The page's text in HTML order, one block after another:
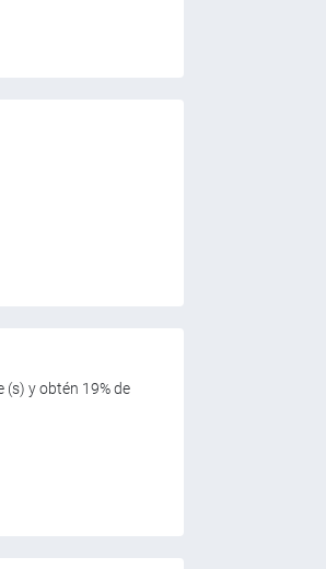
(s) y obtén 19% de